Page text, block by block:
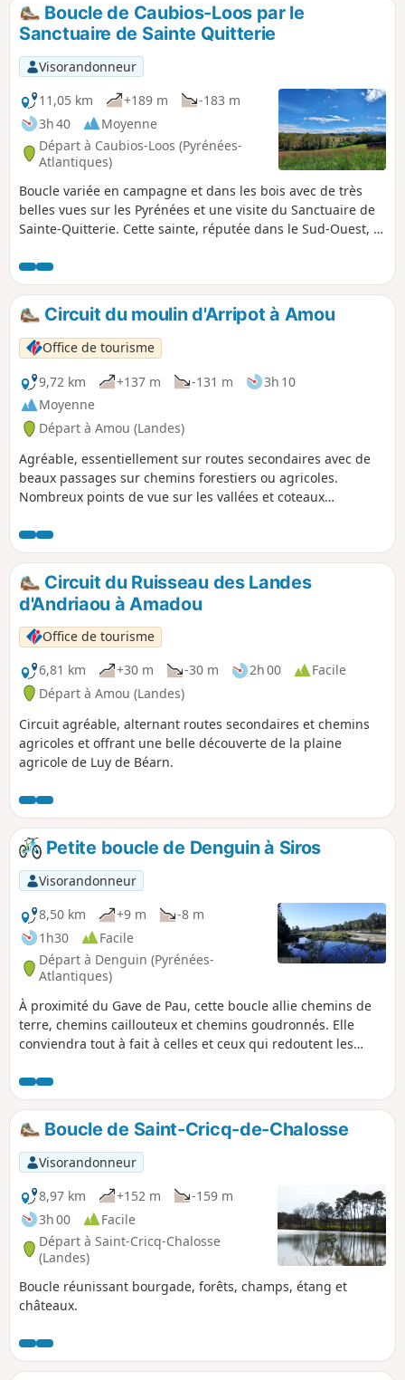
Boucle de Caubios-Loos par le
Sanctuaire de Sainte Quitterie
Visorandonneur
11,05 km
+189 m
-183 m
3h 40
Moyenne
Départ à Caubios-Loos (Pyrénées-
Atlantiques)
Boucle variée en campagne et dans les bois avec de très
belles vues sur les Pyrénées et une visite du Sanctuaire de
Sainte-Quitterie. Cette sainte, réputée dans le Sud-Ouest, a
réputées miraculeuses. Cette boucle suit essentiellement le
parcours n°9 du vieux livret "32 promenades et randonnées
en Miey de Béarn". Les panneaux et le balisage (trait Jaune)
sont en place durant une bonne moitié du parcours mais
ensuite c'est plus aléatoire.
Circuit du moulin d'Arripot à Amou
Office de tourisme
9,72 km
+137 m -131 m
3h 10
Moyenne
Départ à Amou (Landes)
Agréable, essentiellement sur routes secondaires avec de
beaux passages sur chemins forestiers ou agricoles.
Nombreux points de vue sur les vallées et coteaux
Circuit du Ruisseau des Landes
d'Andriaou à Amadou
Office de tourisme
6,81 km
+30 m -30 m 2h 00
Facile
Départ à Amou (Landes)
Circuit agréable, alternant routes secondaires et chemins
agricoles et offrant une belle découverte de la plaine
agricole de Luy de Béarn.
Petite boucle de Denguin à Siros
Visorandonneur
8,50 km
+9 m
-8 m
1h30
Facile
Départ à Denguin (Pyrénées-
Atlantiques)
À proximité du Gave de Pau, cette boucle allie chemins de
terre, chemins caillouteux et chemins goudronnés. Elle
conviendra tout à fait à celles et ceux qui redoutent les
Boucle de Saint-Cricq-de-Chalosse
Visorandonneur
8,97 km
+152 m
-159 m
3h 00
Facile
Départ à Saint-Cricq-Chalosse
(Landes)
Boucle réunissant bourgade, forêts, champs, étang et
châteaux.